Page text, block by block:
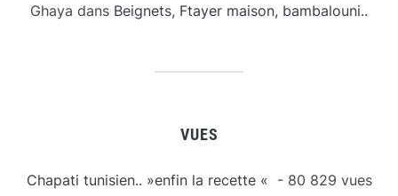
Ghaya dans Beignets, Ftayer maison, bambalouni..
VUES
Chapati tunisien.. »enfin la recette « - 80 829 vues